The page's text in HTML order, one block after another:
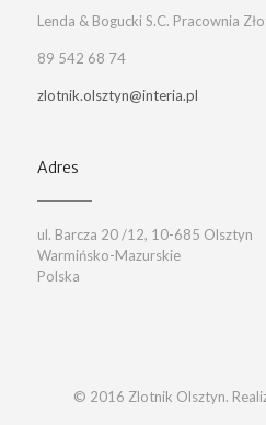
Lenda & Bogucki S.C. Pracownia
89 542 68 74
zlotnik.olsztyn@interia.pl
Adres
ul. Barcza 20 /12, 10-685 Olsztyn
Warmińsko-Mazurskie
Polska
© 2016 Zlotnik Olsztyn.